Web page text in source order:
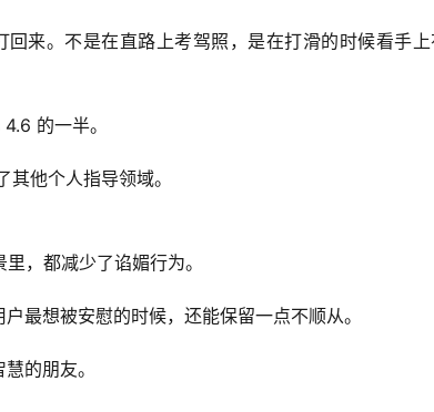
来。不是在直路上考驾照，是在打滑的时候看手
的一半。
他个人指导领域。
，都减少了谄媚行为。
最想被安慰的时候，还能保留一点不顺从。
的朋友。